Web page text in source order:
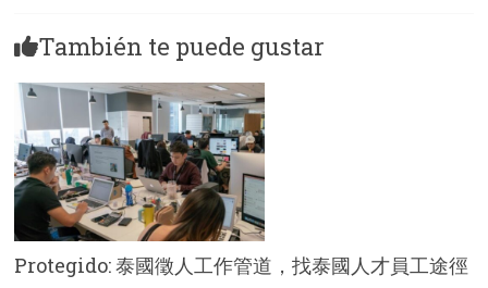
También te puede gustar
Protegido: 泰國徵人工作管道，找泰國人才員工途徑